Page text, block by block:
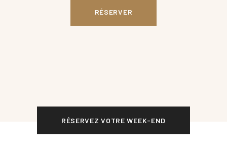
RÉSERVER
RÉSERVEZ VOTRE WEEK-END